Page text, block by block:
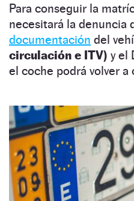
Para conseguir la
necesitará la denuncia
documentación del
circulación e ITV) y el
el coche podrá volver